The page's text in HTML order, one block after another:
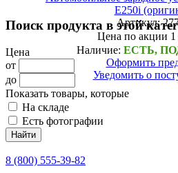
E250i
Артикул:
Цена по акции
Наличие: ЕСТЬ,
Оформить
Уведомить о
Поиск продукта в этой
Цена
от
до
Показать товары, которые
На складе
Есть фотографии
8 (800) 555-39-82